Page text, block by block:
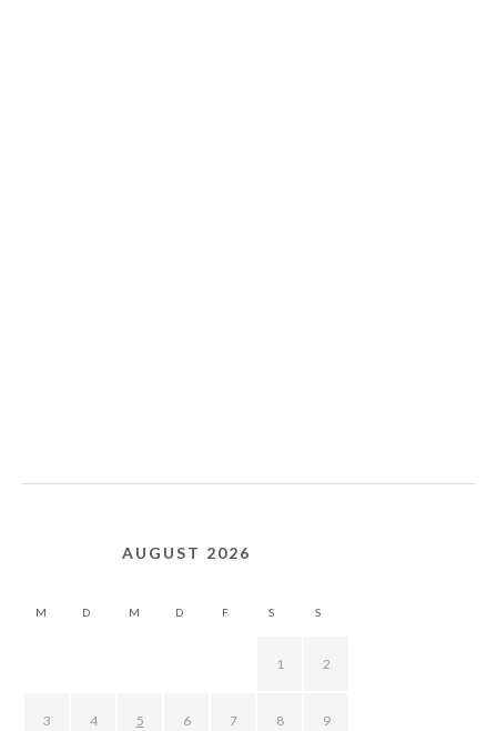
AUGUST 2026
M D M D F S S
1 2
3 4 5 6 7 8 9